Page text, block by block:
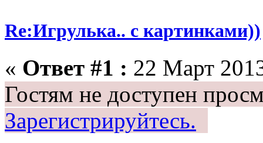
Re:Игрулька.. с картинками))
« Ответ #1 : 22 Март
Гостям не доступен
Зарегистрируйтесь.